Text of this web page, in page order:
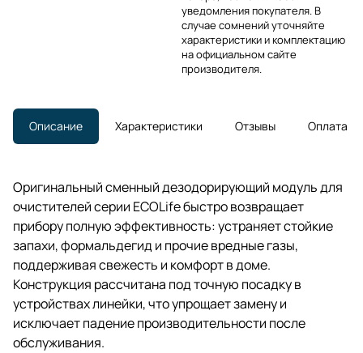
уведомления покупателя. В
случае сомнений уточняйте
характеристики и комплектацию
на официальном сайте
производителя.
Описание Характеристики Отзывы Оплата
Оригинальный сменный дезодорирующий модуль для
очистителей серии ECOLife быстро возвращает
прибору полную эффективность: устраняет стойкие
запахи, формальдегид и прочие вредные газы,
поддерживая свежесть и комфорт в доме.
Конструкция рассчитана под точную посадку в
устройствах линейки, что упрощает замену и
исключает падение производительности после
обслуживания.